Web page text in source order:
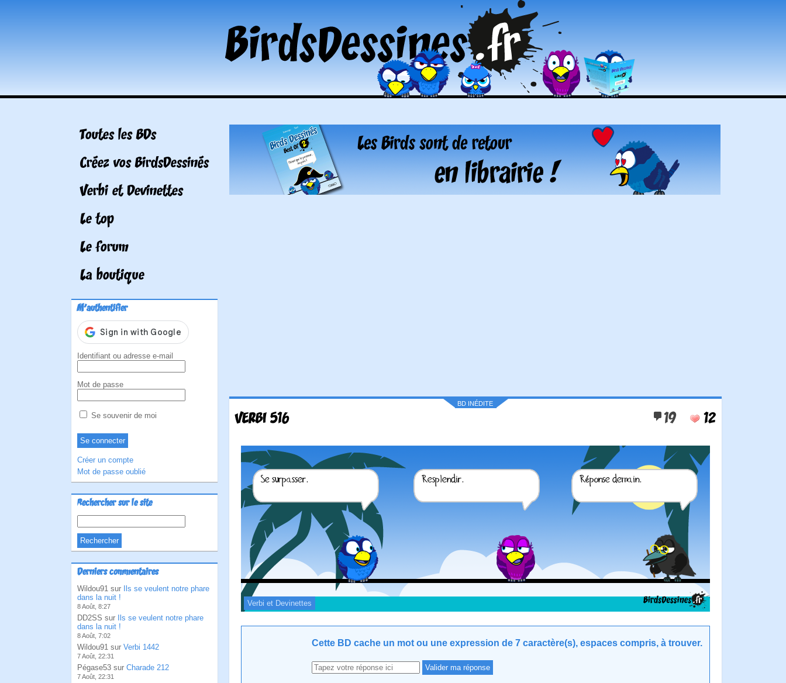
Toutes les BDs
Créez vos BirdsDessinés
Verbi et Devinettes
Le top
Le forum
La boutique
M'authentifier
Identifiant ou adresse e-mail
Mot de passe
Se souvenir de moi
Créer un compte
Mot de passe oublié
Rechercher sur le site
Derniers commentaires
Wildou91 sur
Ils se veulent notre phare
dans la nuit !
8 Août, 8:27
DD2SS sur
Ils se veulent notre phare
dans la nuit !
8 Août, 7:02
Wildou91 sur Verbi 1442
7 Août, 22:31
Pégase53 sur Charade 212
7 Août, 22:31
BD INÉDITE
19 12
VERBI 516
Verbi et Devinettes
Cette BD cache un mot ou une expression de 7 caractère(s), espaces compris, à trouver.